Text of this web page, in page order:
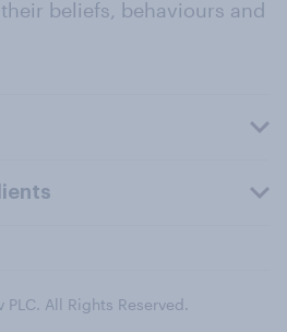
beliefs, behaviours and
All Rights Reserved.